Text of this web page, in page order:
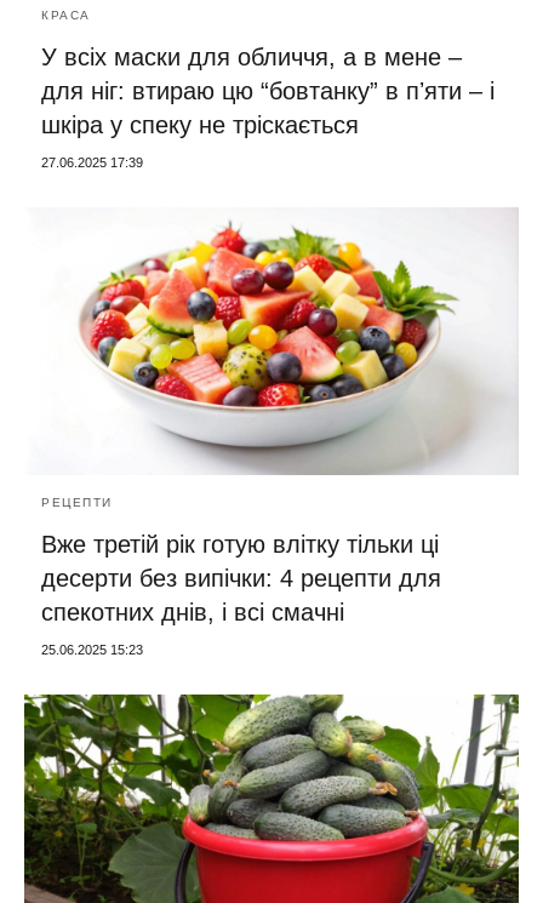
КРАСА
У всіх маски для обличчя, а в мене –
для ніг: втираю цю “бовтанку” в пʼяти – і
шкіра у спеку не тріскається
27.06.2025 17:39
РЕЦЕПТИ
Вже третій рік готую влітку тільки ці
десерти без випічки: 4 рецепти для
спекотних днів, і всі смачні
25.06.2025 15:23